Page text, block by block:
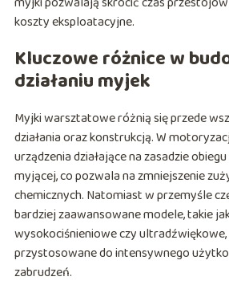
koszty eksploatacyjne.
Kluczowe różnice w
działaniu myjek
Myjki warsztatowe różnią się przede
działania oraz konstrukcją. W
urządzenia działające na zasadzie
myjącej, co pozwala na zmniejszenie
chemicznych. Natomiast w przemyśle
bardziej zaawansowane modele, takie
wysokociśnieniowe czy
przystosowane do intensywnego
zabrudzeń.